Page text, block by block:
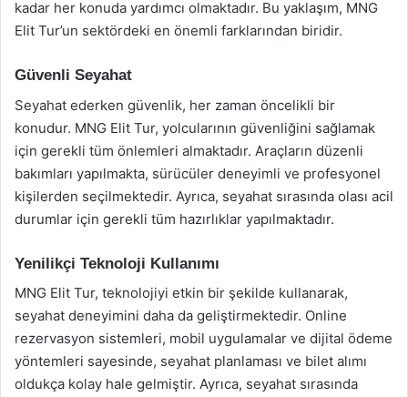
kadar her konuda yardımcı olmaktadır. Bu yaklaşım, MNG
Elit Tur’un sektördeki en önemli farklarından biridir.
Güvenli Seyahat
Seyahat ederken güvenlik, her zaman öncelikli bir
konudur. MNG Elit Tur, yolcularının güvenliğini sağlamak
için gerekli tüm önlemleri almaktadır. Araçların düzenli
bakımları yapılmakta, sürücüler deneyimli ve profesyonel
kişilerden seçilmektedir. Ayrıca, seyahat sırasında olası acil
durumlar için gerekli tüm hazırlıklar yapılmaktadır.
Yenilikçi Teknoloji Kullanımı
MNG Elit Tur, teknolojiyi etkin bir şekilde kullanarak,
seyahat deneyimini daha da geliştirmektedir. Online
rezervasyon sistemleri, mobil uygulamalar ve dijital ödeme
yöntemleri sayesinde, seyahat planlaması ve bilet alımı
oldukça kolay hale gelmiştir. Ayrıca, seyahat sırasında